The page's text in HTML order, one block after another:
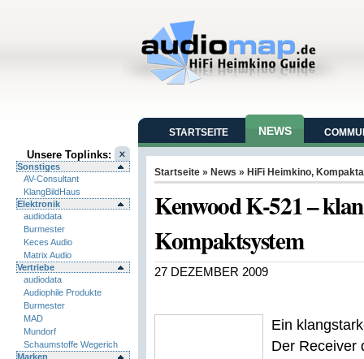
Unsere Toplinks:
Sonstiges
AV-Consultant
KlangBildHaus
Elektronik
audiodata
Burmester
Keces Audio
Matrix Audio
Vertriebe
audiodata
Audiophile Produkte
Burmester
MAD
Mundorf
Schaumstoffe Wegerich
Marken
STARTSEITE NEWS
Startseite » News » HiFi Heimkino,
Kenwood K-521 –
Kompaktsystem
27 DEZEMBER 2009
Ein
Der Receiver